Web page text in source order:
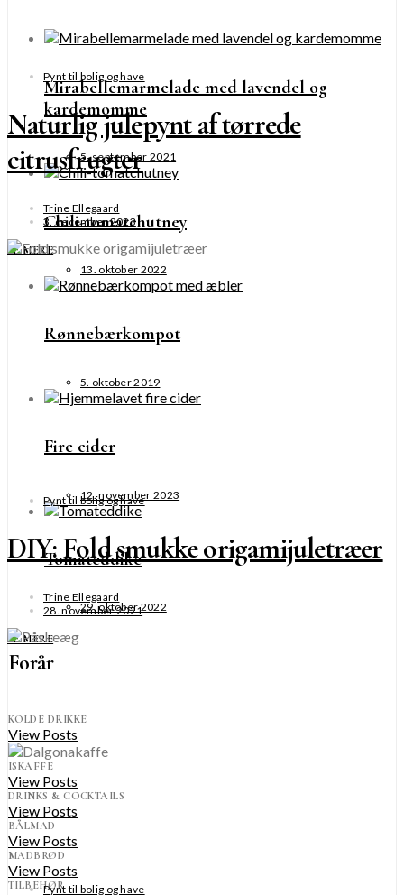
Mirabellemarmelade med lavendel og
kardemomme
5. september 2021
Chili-tomatchutney
13. oktober 2022
Rønnebærkompot
5. oktober 2019
Fire cider
12. november 2023
Tomateddike
29. oktober 2022
Forår
KOLDE DRIKKE
View Posts
ISKAFFE
View Posts
DRINKS & COCKTAILS
View Posts
BÅLMAD
View Posts
MADBRØD
View Posts
TILBEHØR
Pynt til bolig og have
Naturlig julepynt af tørrede
citrusfrugter
Trine Ellegaard
3. december 2023
SE MERE
Pynt til bolig og have
DIY: Fold smukke origamijuletræer
Trine Ellegaard
28. november 2021
SE MERE
Pynt til bolig og have